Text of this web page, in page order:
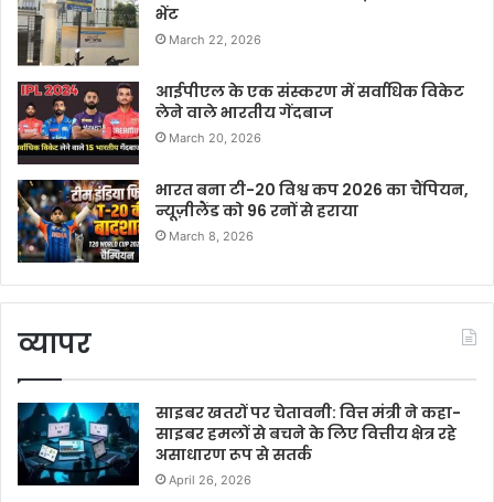
भेंट
March 22, 2026
आईपीएल के एक संस्करण में सर्वाधिक विकेट
लेने वाले भारतीय गेंदबाज
March 20, 2026
भारत बना टी-20 विश्व कप 2026 का चैंपियन,
न्यूज़ीलैंड को 96 रनों से हराया
March 8, 2026
व्यापर
साइबर खतरों पर चेतावनी: वित्त मंत्री ने कहा-
साइबर हमलों से बचने के लिए वित्तीय क्षेत्र रहे
असाधारण रूप से सतर्क
April 26, 2026